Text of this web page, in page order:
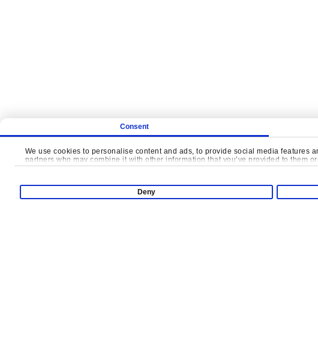
Consent
We use cookies to personalise content and ads, to provide social media
partners who may combine it with other information that you’ve provided to them
Deny
ДАВАЙТЕ ВМЕСТЕ